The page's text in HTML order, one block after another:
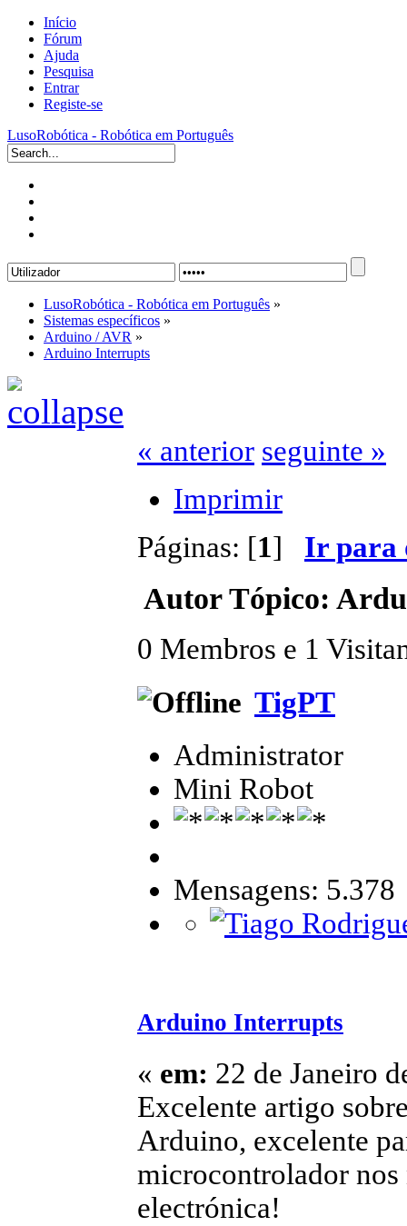
Início
Fórum
Ajuda
Pesquisa
Entrar
Registe-se
LusoRobótica - Robótica em Português
LusoRobótica - Robótica em Português »
Sistemas específicos »
Arduino / AVR »
Arduino Interrupts
« anterior seguinte »
Imprimir
Páginas: [1] Ir para
AutorTópico:
0 Membros e 1
TigPT
Administrator
Mini Robot
Mensagens: 5.378
Arduino Interrupts
« em: 22 de Janeiro
Excelente artigo
Arduino, excelente
microcontrolador nos
electrónica!